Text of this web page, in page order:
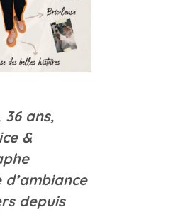
36 ans,
&
depuis